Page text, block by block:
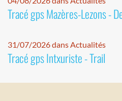
Tracé gps Mazères-Lezons -
31/07/2026 dans Actualités
Tracé gps Intxuriste - Trail